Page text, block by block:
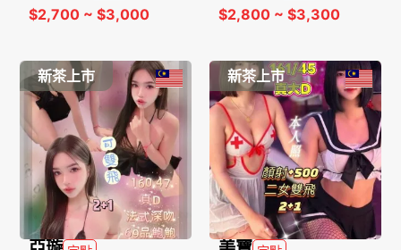
$2,700 ~ $3,000 $2,800 ~ $3,300
新茶上市 新茶上市